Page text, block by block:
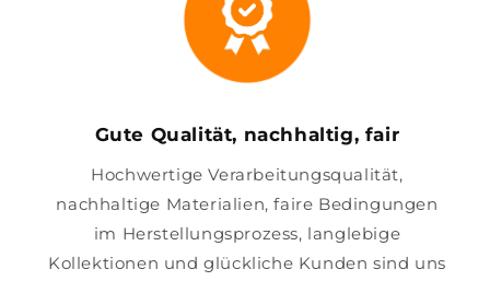
Gute Qualität, nachhaltig, fair
Hochwertige Verarbeitungsqualität,
nachhaltige Materialien, faire Bedingungen
im Herstellungsprozess, langlebige
Kollektionen und glückliche Kunden sind uns